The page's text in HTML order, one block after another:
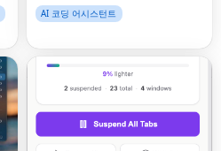
AI 코딩 어시스턴트